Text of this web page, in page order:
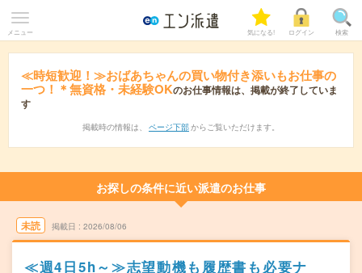
メニュー 気になる! ログイン 検索
≪時短歓迎！≫おばあちゃんの買い物付き添いもお仕事の
一つ！＊無資格・未経験OKのお仕事情報は、掲載が終了していま
す
掲載時の情報は、 ページ下部 からご覧いただけます。
お探しの条件に近い派遣のお仕事
未読 掲載日 2026/08/06
≪週4日5h～≫志望動機も履歴書も必要ナ